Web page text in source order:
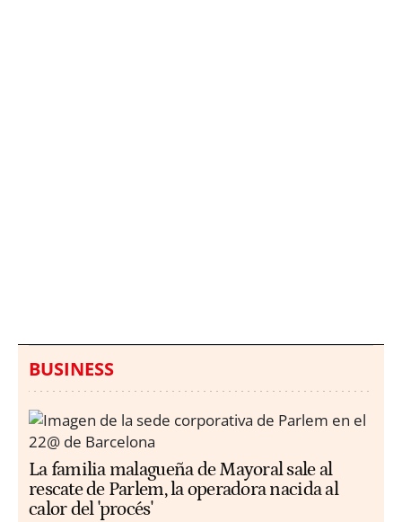
BUSINESS
La familia malagueña de Mayoral sale al
rescate de Parlem, la operadora nacida al
calor del 'procés'